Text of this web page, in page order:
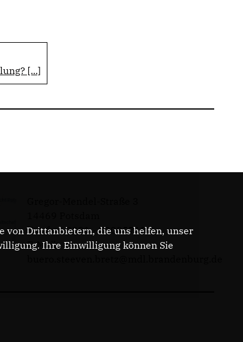
[...]
Telefon: 0331 - 20085713
E-Mail:
von Drittanbietern, die uns helfen, unser
Ihre Einwilligung können Sie